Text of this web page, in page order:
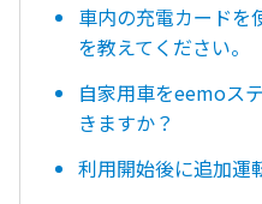
車内の充電カードを
を教えてください。
自家用車をeemoス
きますか？
利用開始後に追加運